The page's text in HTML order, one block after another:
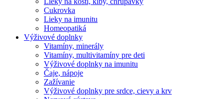
Cukrovka
Lieky na imunitu
Homeopatiká
Výživové doplnky
Vitamíny, minerály
Vitamíny, multivitamíny pre deti
Výživové doplnky na imunitu
Čaje, nápoje
Zažívanie
Výživové doplnky pre srdce, cievy a krv